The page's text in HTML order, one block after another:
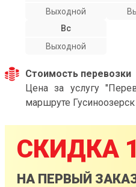
Выходной
Вс
Выходной
Стоимость перевозки
Цена за услугу
маршруте
СКИДКА
НА ПЕРВЫЙ